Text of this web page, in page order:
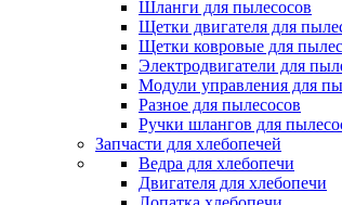
Шланги для пылесосов
Щетки двигателя для
Щетки ковровые для
Электродвигатели для
Модули управления для
Разное для пылесосов
Ручки шлангов для
Запчасти для хлебопечей
Ведра для хлебопечи
Двигателя для хлебопечи